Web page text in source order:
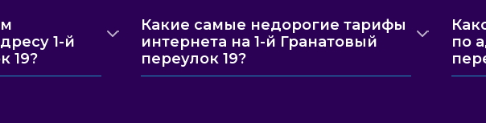
1-й
19?
Какие самые недорогие тарифы
интернета на 1-й Гранатовый
переулок 19?
по